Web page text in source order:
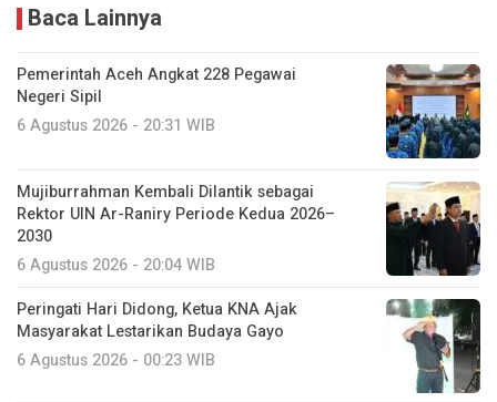
Baca Lainnya
Pemerintah Aceh Angkat 228 Pegawai
Negeri Sipil
6 Agustus 2026 - 20:31 WIB
Mujiburrahman Kembali Dilantik sebagai
Rektor UIN Ar-Raniry Periode Kedua 2026–
2030
6 Agustus 2026 - 20:04 WIB
Peringati Hari Didong, Ketua KNA Ajak
Masyarakat Lestarikan Budaya Gayo
6 Agustus 2026 - 00:23 WIB